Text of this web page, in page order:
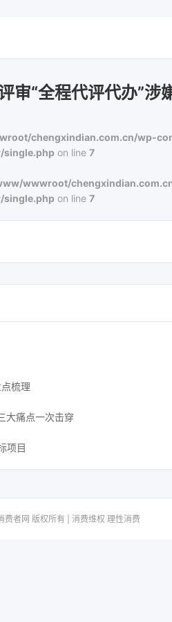
审“全程代评代办”涉
chengxindian.com.cn/wp-
single.php on line7
wwwroot/
single.php on line7
梳理
大痛点一次击穿
项目
者网 版权所有 | 消费维权 理性消费